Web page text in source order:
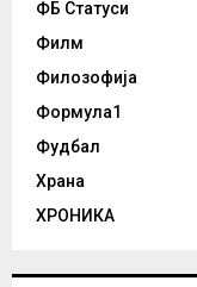
ФБ Статуси
Филм
Филозофија
Формула1
Фудбал
Храна
ХРОНИКА